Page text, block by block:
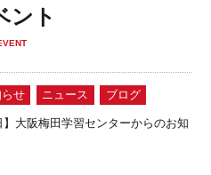
ント
せ ニュース ブログ
】大阪梅田学習センターからのお知